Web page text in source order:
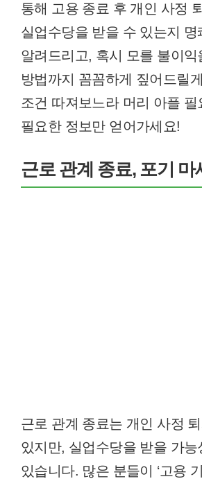
통해 고용 종료 후 개인 사정
실업수당을 받을 수 있는지 명
알려드리고, 혹시 모를 불이익
방법까지 꼼꼼하게 짚어드릴
조건 따져보느라 머리 아플 필
필요한 정보만 얻어가세요!
근로 관계 종료, 포기 마
근로 관계 종료는 개인 사정
있지만, 실업수당을 받을 가능
있습니다. 많은 분들이 ‘고용